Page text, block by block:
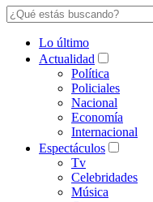
Lo último
Actualidad
Política
Policiales
Nacional
Economía
Internacional
Espectáculos
Tv
Celebridades
Música